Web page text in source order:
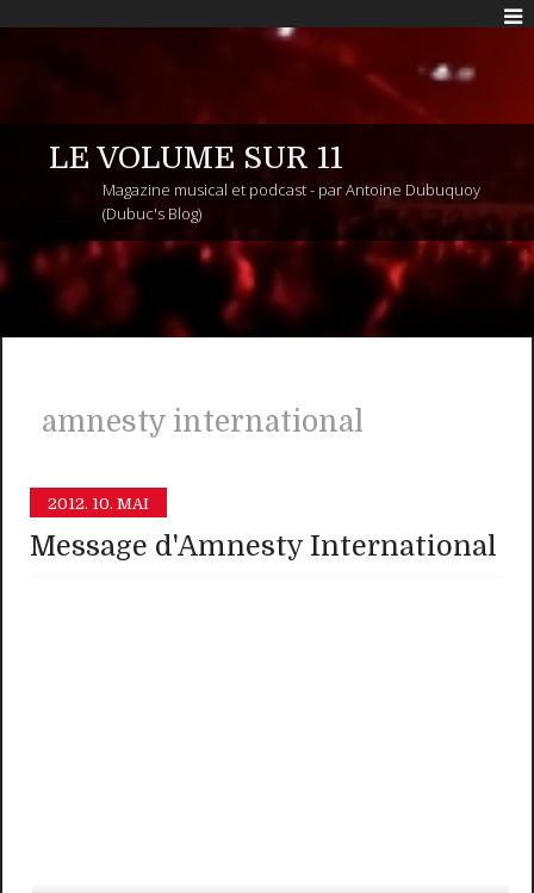
LE VOLUME SUR 11
Magazine musical et podcast - par Antoine Dubuquoy
(Dubuc's Blog)
amnesty international
2012. 10. MAI
Message d'Amnesty International